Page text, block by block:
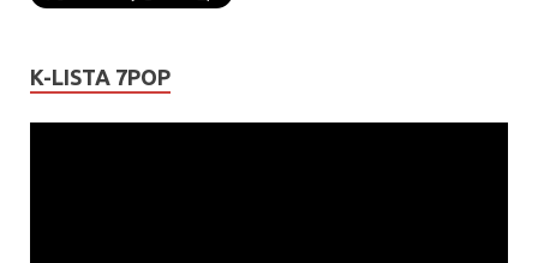
K-LISTA 7POP